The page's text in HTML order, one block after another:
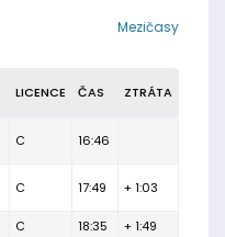
Mezičasy
LICENCE ČAS ZTRÁTA
C 16:46
C 17:49 + 1:03
C 18:35
+ 1:49